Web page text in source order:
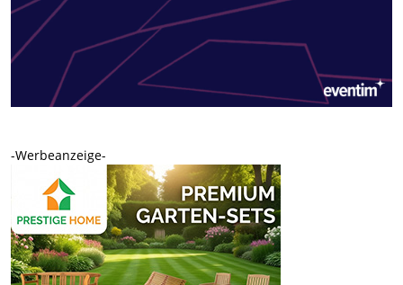
-Werbeanzeige-